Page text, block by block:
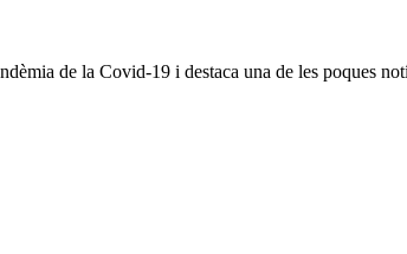
de la Covid-19 i destaca una de les poques